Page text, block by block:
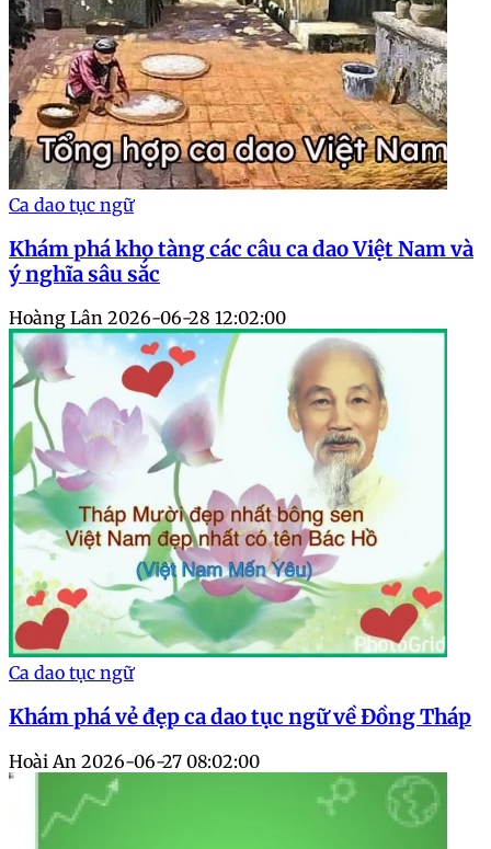
Ca dao tục ngữ
Khám phá kho tàng các câu ca dao Việt Nam và
ý nghĩa sâu sắc
Hoàng Lân 2026-06-28 12:02:00
Ca dao tục ngữ
Khám phá vẻ đẹp ca dao tục ngữ về Đồng Tháp
Hoài An 2026-06-27 08:02:00